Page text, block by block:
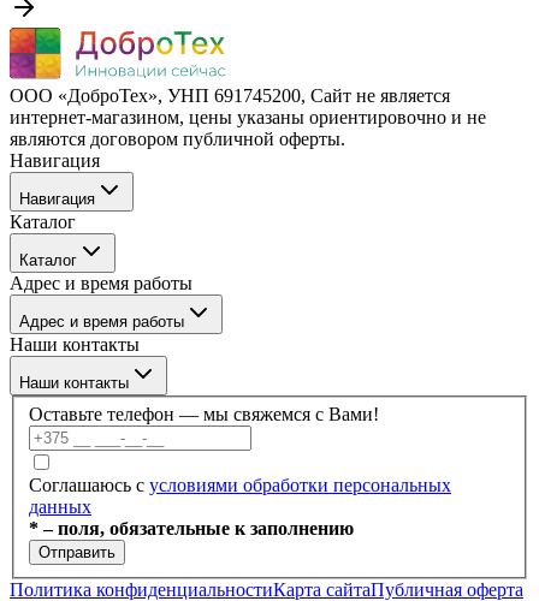
ООО «ДоброТех», УНП 691745200, Cайт не является
интернет-магазином, цены указаны ориентировочно и не
являются договором публичной оферты.
Навигация
Навигация
Бренды
О компании
Покупателю
Контакты
Блог
Каталог
Каталог
Каталог
Услуги
Адрес и время работы
Адрес и время работы
г. Минск, ул. Филимонова 55/3, каб 309а
Пн–Пт: 09:00–17:30
Наши контакты
Наши контакты
+375 (17) 336-59-98
+375 (29) 686-60-22
Оставьте телефон — мы свяжемся с Вами!
Соглашаюсь с условиями обработки персональных
данных
* – поля, обязательные к заполнению
Отправить
Политика конфиденциальностиКарта сайтаПубличная оферта